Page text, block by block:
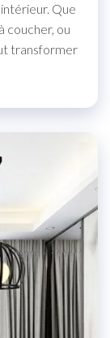
Que
coucher, ou
transformer